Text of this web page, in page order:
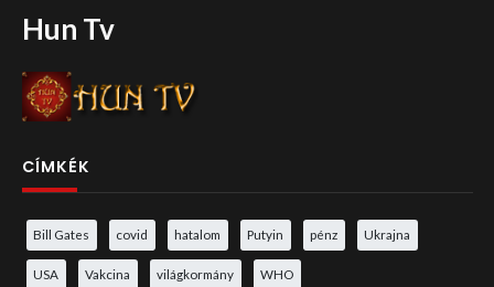
Hun Tv
CÍMKÉK
Bill Gates covid hatalom Putyin pénz Ukrajna
USA Vakcina világkormány WHO